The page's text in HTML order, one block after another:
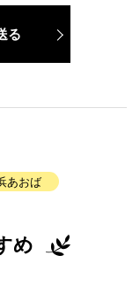
る
あおば
め